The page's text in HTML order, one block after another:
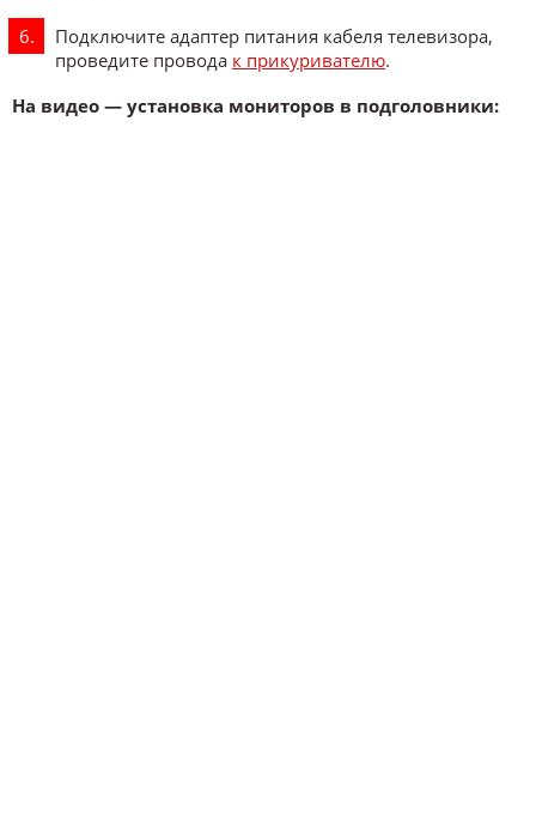
Подключите адаптер питания кабеля телевизора,
проведите провода к прикуривателю.
На видео — установка мониторов в подголовники: